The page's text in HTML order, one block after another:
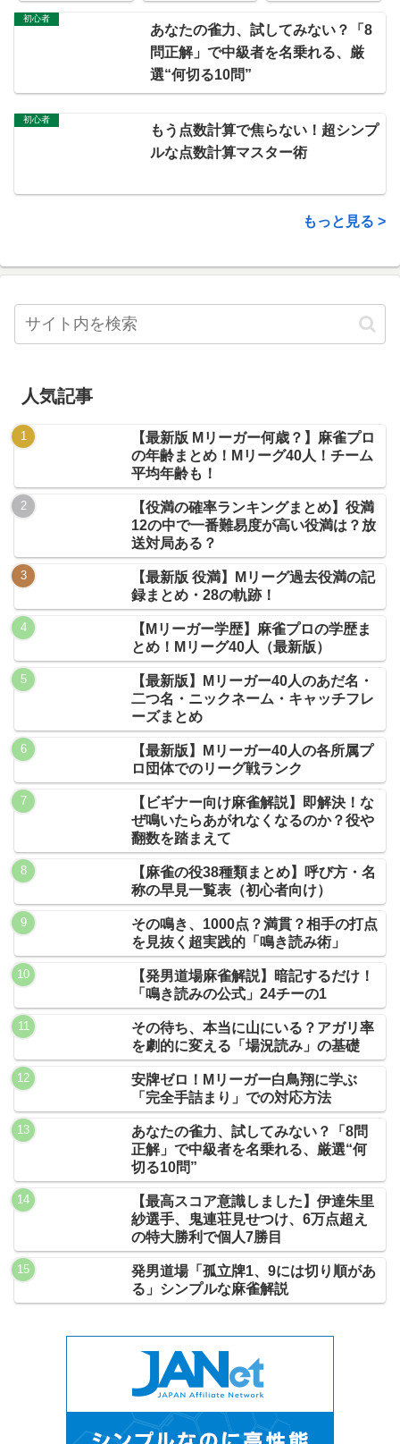
プロ・瀬戸麻衣が伝
授「好感度爆上げ基
率」の思考法
リ」3つの思考法
初心者
あなたの雀力、試してみない？「8
問正解」で中級者を名乗れる、厳
選“何切る10問”
初心者
もう点数計算で焦らない！超シンプ
ルな点数計算マスター術
もっと見る >
人気記事
【最新版 Mリーガー何歳？】麻雀プロ
の年齢まとめ！Mリーグ40人！チーム
平均年齢も！
【役満の確率ランキングまとめ】役満
12の中で一番難易度が高い役満は？放
送対局ある？
【最新版 役満】Mリーグ過去役満の記
録まとめ・28の軌跡！
【Mリーガー学歴】麻雀プロの学歴ま
とめ！Mリーグ40人（最新版）
【最新版】Mリーガー40人のあだ名・
二つ名・ニックネーム・キャッチフレ
ーズまとめ
【最新版】Mリーガー40人の各所属プ
ロ団体でのリーグ戦ランク
【ビギナー向け麻雀解説】即解決！な
ぜ鳴いたらあがれなくなるのか？役や
翻数を踏まえて
【麻雀の役38種類まとめ】呼び方・名
称の早見一覧表（初心者向け）
その鳴き、1000点？満貫？相手の打点
を見抜く超実践的「鳴き読み術」
【発男道場麻雀解説】暗記するだけ！
「鳴き読みの公式」24チーの1
その待ち、本当に山にいる？アガリ率
を劇的に変える「場況読み」の基礎
安牌ゼロ！Mリーガー白鳥翔に学ぶ
「完全手詰まり」での対応方法
あなたの雀力、試してみない？「8問
正解」で中級者を名乗れる、厳選“何
切る10問”
【最高スコア意識しました】伊達朱里
紗選手、鬼連荘見せつけ、6万点超え
の特大勝利で個人7勝目
発男道場「孤立牌1、9には切り順があ
る」シンプルな麻雀解説